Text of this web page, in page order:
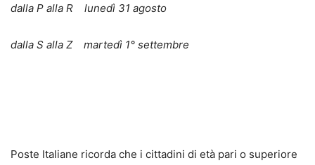
dalla P alla R lunedì 31 agosto
dalla S alla Z martedì 1° settembre
Poste Italiane ricorda che i cittadini di età pari o superiore